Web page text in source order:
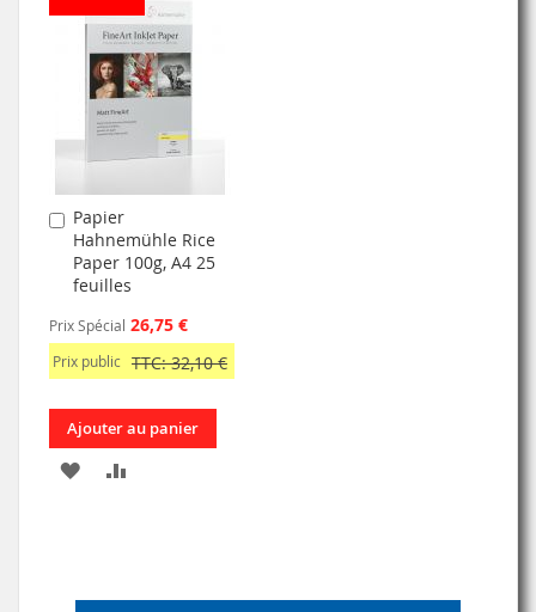
MA
LISTE
D’ENVIE
COMPARATEUR
Papier
Hahnemühle Rice
Paper 100g, A4 25
feuilles
Prix Spécial 26,75 €
Prix public TTC: 32,10 €
Ajouter
au
panier
Ajouter au panier
AJOUTER